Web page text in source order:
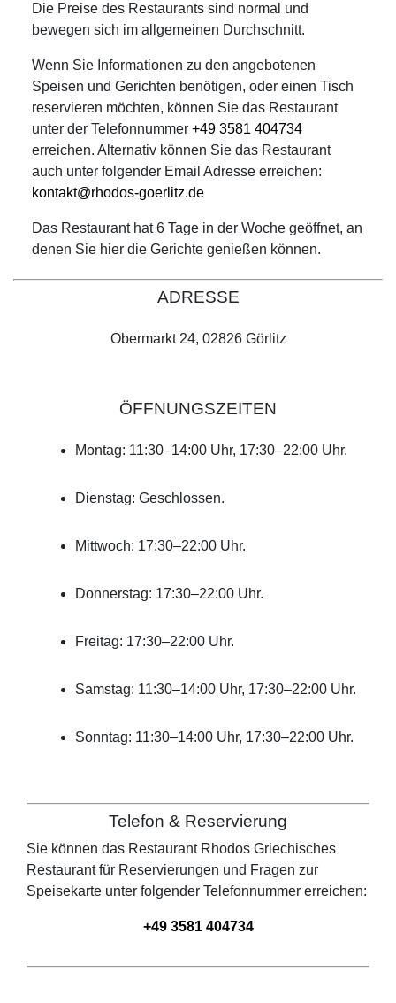
Die Preise des Restaurants sind normal und
bewegen sich im allgemeinen Durchschnitt.
Wenn Sie Informationen zu den angebotenen
Speisen und Gerichten benötigen, oder einen Tisch
reservieren möchten, können Sie das Restaurant
unter der Telefonnummer +49 3581 404734
erreichen. Alternativ können Sie das Restaurant
auch unter folgender Email Adresse erreichen:
kontakt@rhodos-goerlitz.de
Das Restaurant hat 6 Tage in der Woche geöffnet, an
denen Sie hier die Gerichte genießen können.
ADRESSE
Obermarkt 24, 02826 Görlitz
ÖFFNUNGSZEITEN
Montag: 11:30–14:00 Uhr, 17:30–22:00 Uhr.
Dienstag: Geschlossen.
Mittwoch: 17:30–22:00 Uhr.
Donnerstag: 17:30–22:00 Uhr.
Freitag: 17:30–22:00 Uhr.
Samstag: 11:30–14:00 Uhr, 17:30–22:00 Uhr.
Sonntag: 11:30–14:00 Uhr, 17:30–22:00 Uhr.
Telefon & Reservierung
Sie können das Restaurant Rhodos Griechisches
Restaurantfür Reservierungen und Fragen zur
Speisekarte unter folgender Telefonnummer erreichen:
+49 3581 404734